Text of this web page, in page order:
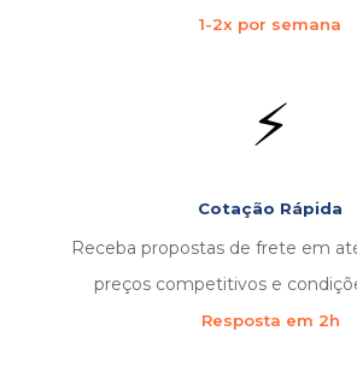
1-2x por semana
⚡
Cotação Rápida
Receba propostas de frete em
preços competitivos e
Resposta em 2h